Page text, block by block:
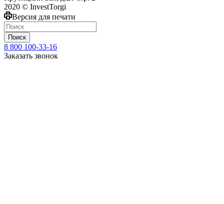
2020 © InvestTorgi
Версия для печати
Поиск
8 800 100-33-16
Заказать звонок